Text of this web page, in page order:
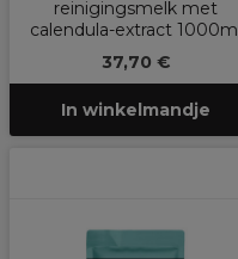
reinigingsmelk met
calendula-extract 1000ml
37,70 €
In winkelmandje